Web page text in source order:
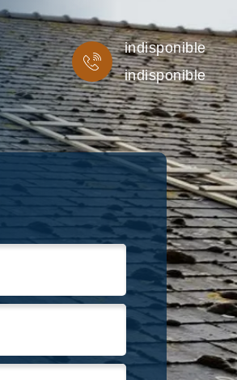
indisponible
indisponible